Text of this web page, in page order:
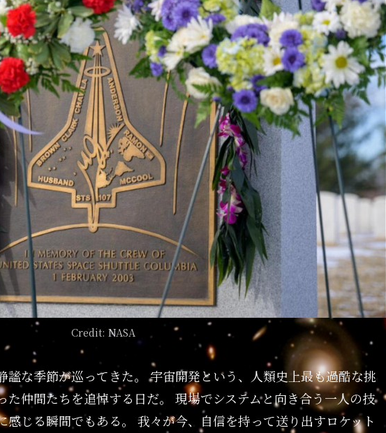
Credit: NASA
謐な季節が巡ってきた。 宇宙開発という、人類史上最も過酷な挑
た仲間たちを追悼する日だ。 現場でシステムと向き合う一人の技
じる瞬間でもある。 我々が今、自信を持って送り出すロケット